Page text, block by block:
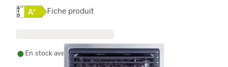
Online Label Flag, Étiquette énergétique
Fiche produit
En stock avec livraison gratuite